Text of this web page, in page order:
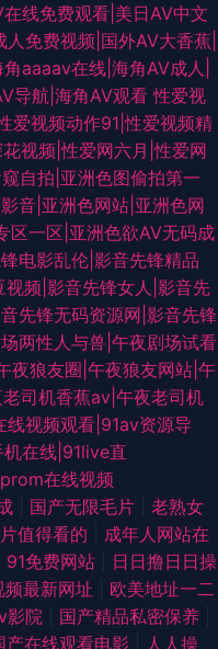
线免费观看|美日AV中文
人免费视频|国外AV大香蕉|
aaaav在线|海角AV成人|
导航|海角AV观看 性爱视
爱视频动作91|性爱视频精
视频|性爱网六月|性爱网
自拍|亚洲色图偷拍第一
音|亚洲色网站|亚洲色网
区一区|亚洲色欲AV无码成
电影乱伦|影音先锋精品
频|影音先锋女人|影音先
先锋无码资源网|影音先锋
两性人与兽|午夜剧场试看
夜狼友圈|午夜狼友网站|午
司机香蕉av|午夜老司机
视频观看|91av资源导
在线|91live直
在线视频
国产无限毛片
老熟女
值得看的
成年人网站在
91免费网站
日日撸日日操
频最新网址
欧美地址一二
影院 国产精品私密保养
产在线观看电影 人人操